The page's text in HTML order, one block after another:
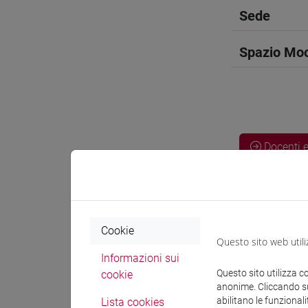
Sede
Spazio
Docenti
Docenti
Materiali
Cookie
Informazioni sui
cookie
Lista cookies
Questo sito web
Questo sito utilizza
anonime. Cliccando
abilitano le